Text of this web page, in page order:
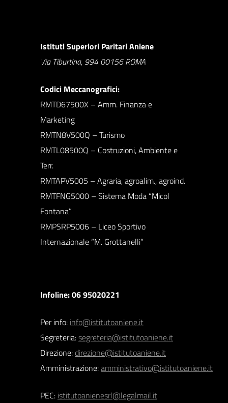
Istituti Superiori Paritari Aniene
Via Tiburtina, 994 00156 ROMA
Codici Meccanografici:
RMTD67500X – Amm. Finanza e
Marketing
RMTN8V500Q – Turismo
RMTL08500Q – Costruzioni, Ambiente e
Terr.
RMTAPV5005 – Agraria, agroalim., agroind.
RMTFNG5000 – Sistema Moda “Micol
Fontana”
RMPSRP5006 – Liceo Sportivo
Internazionale “M. Grottanelli”
Infoline: 06 95020221
Per info: info@istitutoaniene.it
Segreteria:segreteria@istitutoaniene.it
Direzione: direzione@istitutoaniene.it
Amministrazione:amministrativo@istitutoaniene.it
PEC: istitutoanienesrl@legalmail.it